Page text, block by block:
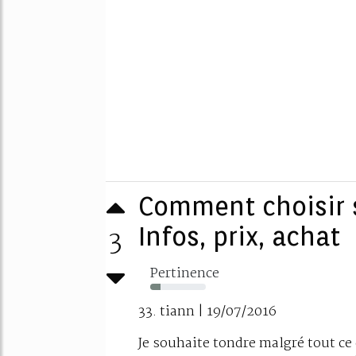
3
Comment choisir
Infos, prix, achat
Pertinence
18%
33. tiann | 19/07/2016
Je souhaite tondre malgré tout